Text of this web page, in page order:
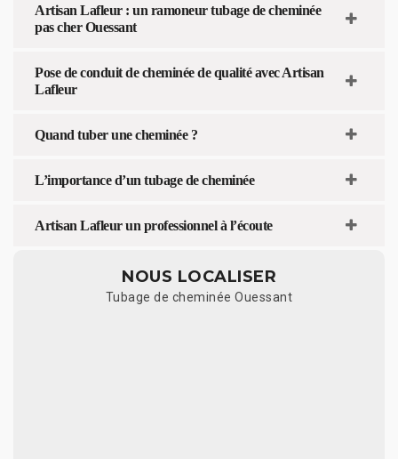
Artisan Lafleur : un ramoneur tubage de cheminée
pas cher Ouessant
Pose de conduit de cheminée de qualité avec Artisan
Lafleur
Quand tuber une cheminée ?
L’importance d’un tubage de cheminée
Artisan Lafleur un professionnel à l’écoute
NOUS LOCALISER
Tubage de cheminée Ouessant